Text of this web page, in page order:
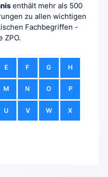
enthält mehr als 500
zu allen wichtigen
Fachbegriffen -
ZPO.
E F G H
M N O P
U V W X